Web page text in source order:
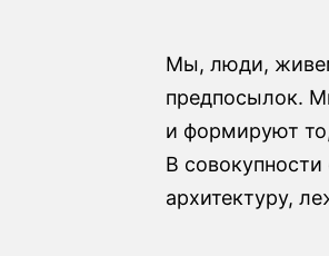
Мы, люди,
предпосылок.
и формируют
В
архитектуру,